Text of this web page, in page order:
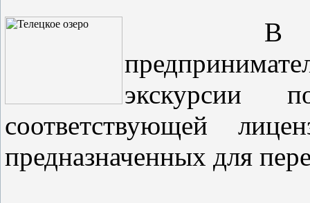
В
экскурсии
соответствующей
предназначенных для